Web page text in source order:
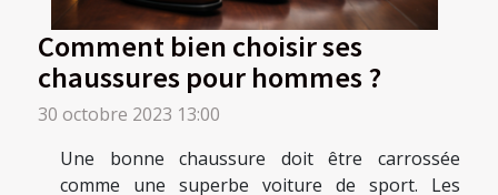
Comment bien choisir ses
chaussures pour hommes ?
30 octobre 2023 13:00
Une bonne chaussure doit être carrossée
comme une superbe voiture de sport. Les